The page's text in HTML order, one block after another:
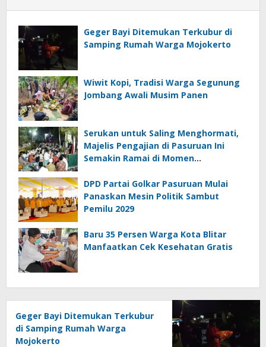
Geger Bayi Ditemukan Terkubur di
Samping Rumah Warga Mojokerto
Wiwit Kopi, Tradisi Warga Segunung
Jombang Awali Musim Panen
Serukan untuk Saling Menghormati,
Majelis Pengajian di Pasuruan Ini
Semakin Ramai di Momen
DPD Partai Golkar Pasuruan Mulai
Panaskan Mesin Politik Sambut
Pemilu 2029
Baru 35 Persen Warga Kota Blitar
Manfaatkan Cek Kesehatan Gratis
Geger Bayi Ditemukan Terkubur
di Samping Rumah Warga
Mojokerto